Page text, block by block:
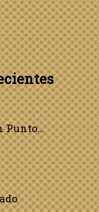
Punto…